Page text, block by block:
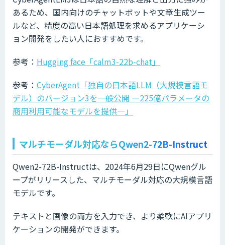
あるため、国内向けのチャットボットや文章生成ツー
ルなど、精度の高い日本語処理を求めるアプリケーシ
ョン開発をしたい人におすすめです。
参考： Hugging face「calm3-22b-chat」
参考： CyberAgent「独自の日本語LLM（大規模言語モ
デル）のバージョン3を一般公開 ―225億パラメータの
商用利用可能なモデルを提供―」
マルチモーダル対応ならQwen2-72B-Instruct
Qwen2-72B-Instructは、2024年6月29日にQwenグル
ープがリリースした、マルチモーダル対応の大規模言語
モデルです。
テキストと画像の両方を入力でき、より柔軟にAIアプリ
ケーションの開発ができます。